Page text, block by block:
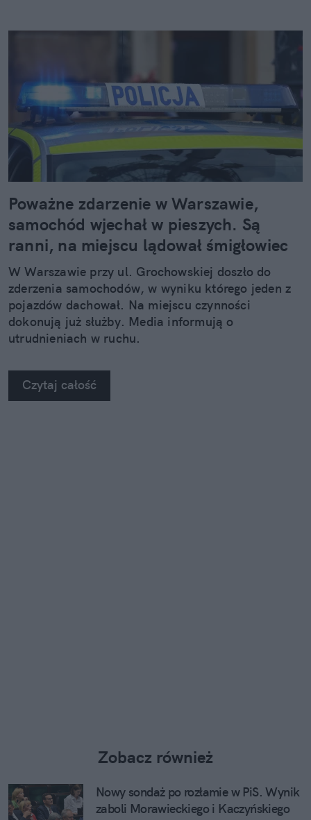
Poważne zdarzenie w Warszawie,
samochód wjechał w pieszych. Są
ranni, na miejscu lądował śmigłowiec
W Warszawie przy ul. Grochowskiej doszło do
zderzenia samochodów, w wyniku którego jeden z
pojazdów dachował. Na miejscu czynności
dokonują już służby. Media informują o
utrudnieniach w ruchu.
Czytaj całość
Zobacz również
Nowy sondaż po rozłamie w PiS. Wynik
zaboli Morawieckiego i Kaczyńskiego